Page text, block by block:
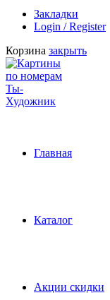
Закладки
Login / Register
Корзина закрыть
Главная
Каталог
Акции скидки